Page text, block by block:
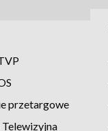
przetargowe